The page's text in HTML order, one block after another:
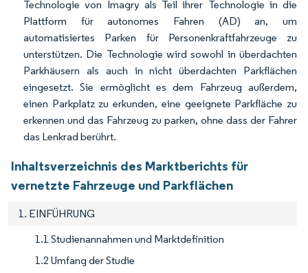
Technologie von Imagry als Teil ihrer Technologie in die
Plattform für autonomes Fahren (AD) an, um
automatisiertes Parken für Personenkraftfahrzeuge zu
unterstützen. Die Technologie wird sowohl in überdachten
Parkhäusern als auch in nicht überdachten Parkflächen
eingesetzt. Sie ermöglicht es dem Fahrzeug außerdem,
einen Parkplatz zu erkunden, eine geeignete Parkfläche zu
erkennen und das Fahrzeug zu parken, ohne dass der Fahrer
das Lenkrad berührt.
Inhaltsverzeichnis des Marktberichts für
vernetzte Fahrzeuge und Parkflächen
1. EINFÜHRUNG
1.1 Studienannahmen und Marktdefinition
1.2 Umfang der Studie